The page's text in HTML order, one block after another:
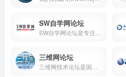
SW自学网论坛
三维网论坛